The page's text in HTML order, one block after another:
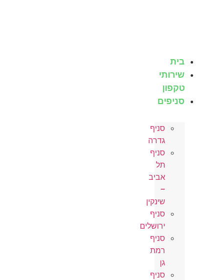
בית
שירותי
טקפון
סניפים
סניף
גדרה
סניף
תל
אביב
–
שינקין
סניף
ירושלים
סניף
רמת
גן
סניף